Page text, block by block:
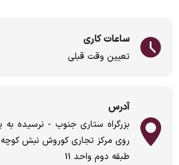
ساعات کاری
تعیین وقت قبلی
آدرس
بزرگراه ستاری جنوب - نرسیده به
طبقه دوم واحد 11